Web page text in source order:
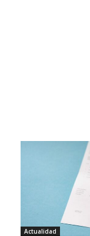
Actualidad